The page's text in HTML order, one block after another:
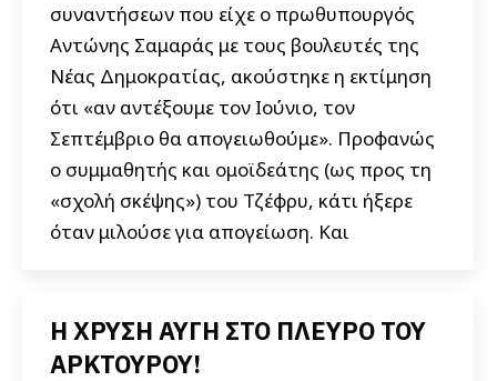
συναντήσεων που είχε ο πρωθυπουργός
Αντώνης Σαμαράς με τους βουλευτές της
Νέας Δημοκρατίας, ακούστηκε η εκτίμηση
ότι «αν αντέξουμε τον Ιούνιο, τον
Σεπτέμβριο θα απογειωθούμε». Προφανώς
ο συμμαθητής και ομοϊδεάτης (ως προς τη
«σχολή σκέψης») του Τζέφρυ, κάτι ήξερε
όταν μιλούσε για απογείωση. Και
Η ΧΡΥΣΗ ΑΥΓΗ ΣΤΟ ΠΛΕΥΡΟ ΤΟΥ
ΑΡΚΤΟΥΡΟΥ!